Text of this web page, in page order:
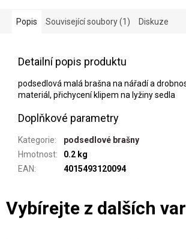
Popis Související soubory (1) Diskuze
Detailní popis produktu
podsedlová malá brašna na nářadí a
materiál, přichycení klipem na lyžiny sedla
Doplňkové parametry
Kategorie:
podsedlové brašny
Hmotnost:
0.2 kg
EAN: 4015493120094